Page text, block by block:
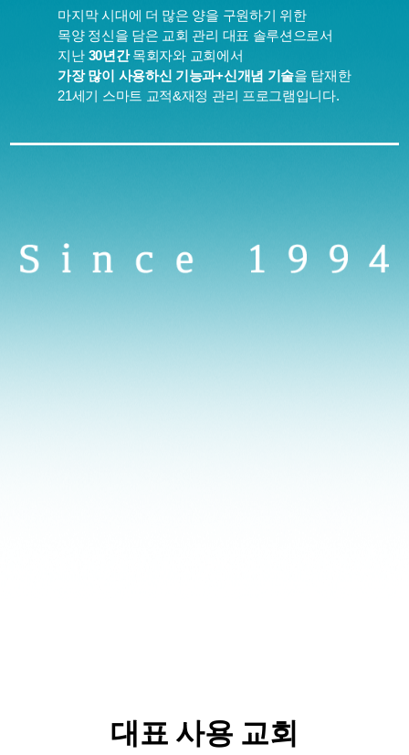
마지막 시대에 더 많은 양을 구원하기 위한
목양 정신을 담은 교회 관리 대표 솔루션으로서
지난 30년간목회자와 교회에서
가장 많이 사용하신 기능과+신개념 기술을 탑재한
21세기 스마트 교적&재정 관리 프로그램입니다.
대표 사용 교회